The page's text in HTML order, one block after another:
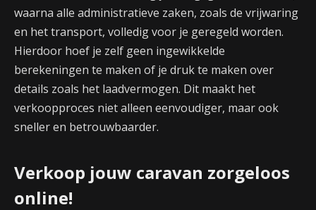
waarna alle administratieve zaken, zoals de vrijwaring
en het transport, volledig voor je geregeld worden.
Hierdoor hoef je zelf geen ingewikkelde
berekeningen te maken of je druk te maken over
details zoals het laadvermogen. Dit maakt het
verkoopproces niet alleen eenvoudiger, maar ook
sneller en betrouwbaarder.
Verkoop jouw caravan zorgeloos
online!